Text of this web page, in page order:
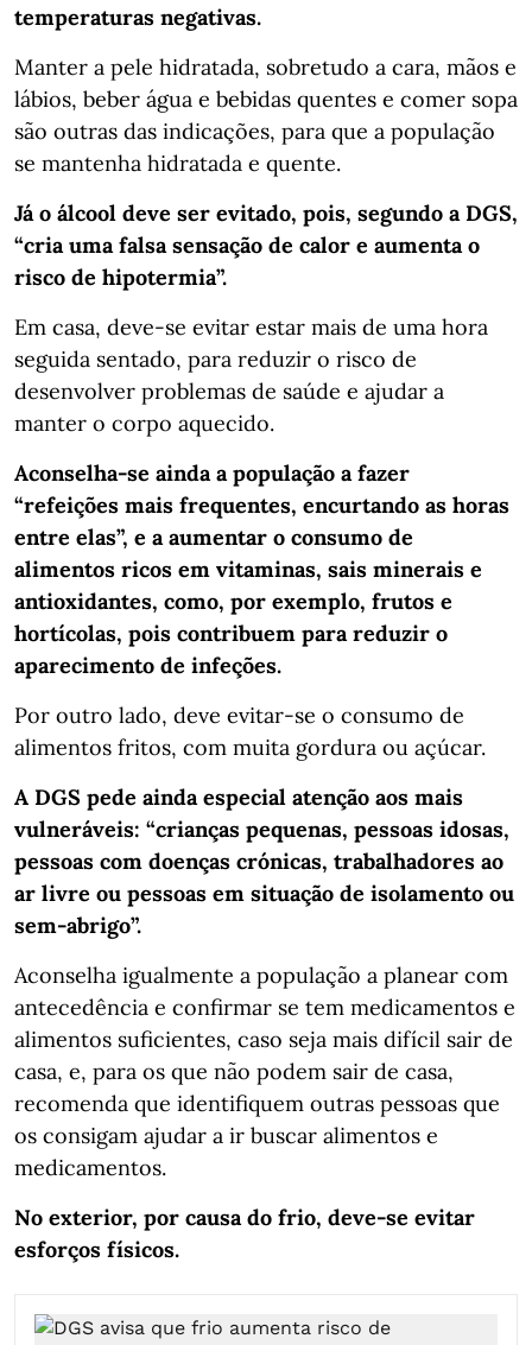
temperaturas negativas.
Manter a pele hidratada, sobretudo a cara, mãos e
lábios, beber água e bebidas quentes e comer sopa
são outras das indicações, para que a população
se mantenha hidratada e quente.
Já o álcool deve ser evitado, pois, segundo a DGS,
“cria uma falsa sensação de calor e aumenta o
risco de hipotermia”.
Em casa, deve-se evitar estar mais de uma hora
seguida sentado, para reduzir o risco de
desenvolver problemas de saúde e ajudar a
manter o corpo aquecido.
Aconselha-se ainda a população a fazer
“refeições mais frequentes, encurtando as horas
entre elas”, e a aumentar o consumo de
alimentos ricos em vitaminas, sais minerais e
antioxidantes, como, por exemplo, frutos e
hortícolas, pois contribuem para reduzir o
aparecimento de infeções.
Por outro lado, deve evitar-se o consumo de
alimentos fritos, com muita gordura ou açúcar.
A DGS pede ainda especial atenção aos mais
vulneráveis: “crianças pequenas, pessoas idosas,
pessoas com doenças crónicas, trabalhadores ao
ar livre ou pessoas em situação de isolamento ou
sem-abrigo”.
Aconselha igualmente a população a planear com
antecedência e confirmar se tem medicamentos e
alimentos suficientes, caso seja mais difícil sair de
casa, e, para os que não podem sair de casa,
recomenda que identifiquem outras pessoas que
os consigam ajudar a ir buscar alimentos e
medicamentos.
No exterior, por causa do frio, deve-se evitar
esforços físicos.